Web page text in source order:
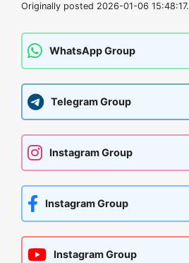
Originally posted 2026-01-06 15:48:17.
WhatsApp Group
Telegram Group
Instagram Group
Instagram Group
Instagram Group